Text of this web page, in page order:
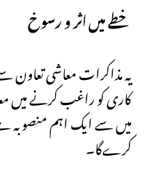
خطے میں اثر و رسوخ
یہ مذاکرات معاشی تعاون
کاری کو راغب کرنے میں
میں سے ایک اہم منصوبہ
کرےگا۔